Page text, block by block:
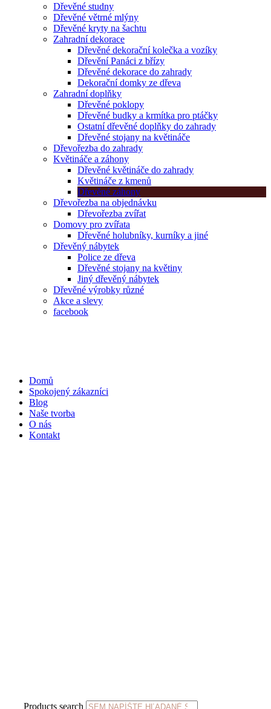
Dřevěné studny
Dřevěné větrné mlýny
Dřevěné kryty na šachtu
Zahradní dekorace
Dřevěné dekorační kolečka a vozíky
Dřevění Panáci z břízy
Dřevěné dekorace do zahrady
Dekorační domky ze dřeva
Zahradní doplňky
Dřevěné poklopy
Dřevěné budky a krmítka pro ptáčky
Ostatní dřevěné doplňky do zahrady
Dřevěné stojany na květináče
Dřevořezba do zahrady
Květináče a záhony
Dřevěné květináče do zahrady
Květináče z kmenů
Dřevěné záhony
Dřevořezba na objednávku
Dřevořezba zvířat
Domovy pro zvířata
Dřevěné holubníky, kurníky a jiné
Dřevěný nábytek
Police ze dřeva
Dřevěné stojany na květiny
Jiný dřevěný nábytek
Dřevěné výrobky různé
Akce a slevy
facebook
Domů
Spokojený zákazníci
Blog
Naše tvorba
O nás
Kontakt
Products search